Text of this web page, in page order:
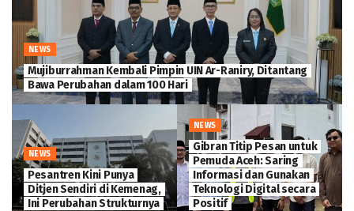
NEWS
MTsN 2 Banda Aceh Luncurkan Tujuh Buku Karya Siswa dan
Guru, Cetak Generasi Penulis Sejak Dini
ANALISIS
Paradoks Aceh: Mengapa
Kekayaan Alam Tidak
Menjadi Kemakmuran?
NEWS
USK Jajaki Kolaborasi
dengan Mubadala Energy,
Fokus Pengembangan SDM
dan Mahasiswa